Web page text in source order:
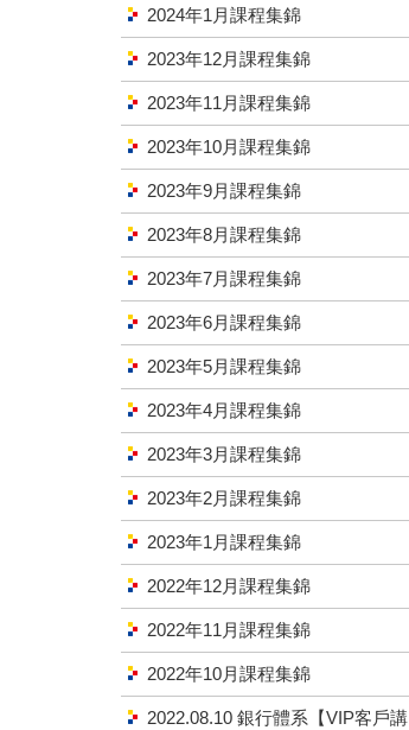
2024年1月課程集錦
2023年12月課程集錦
2023年11月課程集錦
2023年10月課程集錦
2023年9月課程集錦
2023年8月課程集錦
2023年7月課程集錦
2023年6月課程集錦
2023年5月課程集錦
2023年4月課程集錦
2023年3月課程集錦
2023年2月課程集錦
2023年1月課程集錦
2022年12月課程集錦
2022年11月課程集錦
2022年10月課程集錦
2022.08.10 銀行體系【VIP客戶講